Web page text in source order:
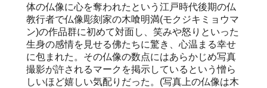
体の仏像に心を奪われたという江戸時代後期の仏
教行者で仏像彫刻家の木喰明満(モクジキミョウマ
ン)の作品群に初めて対面し、笑みや怒りといった
生身の感情を見せる佛たちに驚き、心温まる幸せ
に包まれた。その仏像の数点にはあらかじめ写真
撮影が許されるマークを掲示しているという憎ら
しいほど嬉しい気配りだった。(写真上の仏像は木